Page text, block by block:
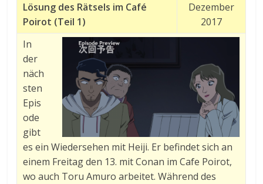
Lösung des Rätsels im Café
Poirot (Teil 1)
Dezember
2017
In
der
näch
sten
Epis
ode
gibt
es ein Wiedersehen mit Heiji. Er befindet sich an
einem Freitag den 13. mit Conan im Cafe Poirot,
wo auch Toru Amuro arbeitet. Während des